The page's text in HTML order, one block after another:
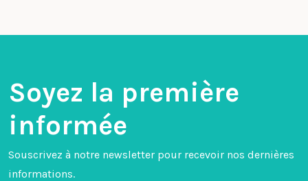
Soyez la première
informée
Souscrivez à notre newsletter pour recevoir nos dernières
informations.